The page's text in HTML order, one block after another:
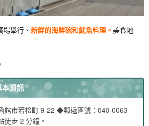
舉行、 新鮮的海鮮碗和魷魚料理。 美食地
本資訊
館市若松町 9-22 ◆郵遞區號：040-0063
步 2 分鐘。